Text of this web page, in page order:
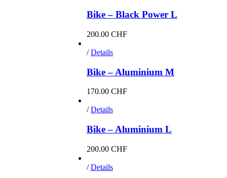
Bike – Black Power L
200.00 CHF
/ Details
Bike – Aluminium M
170.00 CHF
/ Details
Bike – Aluminium L
200.00 CHF
/ Details